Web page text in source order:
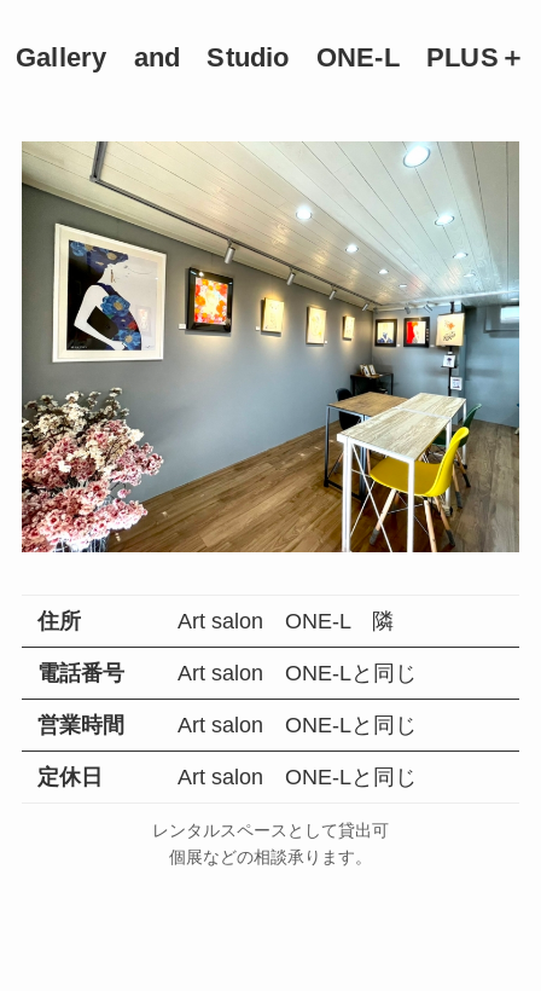
Gallery and Studio ONE-L PLUS＋
住所 Art salon ONE-L 隣
電話番号 Art salon ONE-Lと同じ
営業時間 Art salon ONE-Lと同じ
定休日 Art salon ONE-Lと同じ
レンタルスペースとして貸出可
個展などの相談承ります。